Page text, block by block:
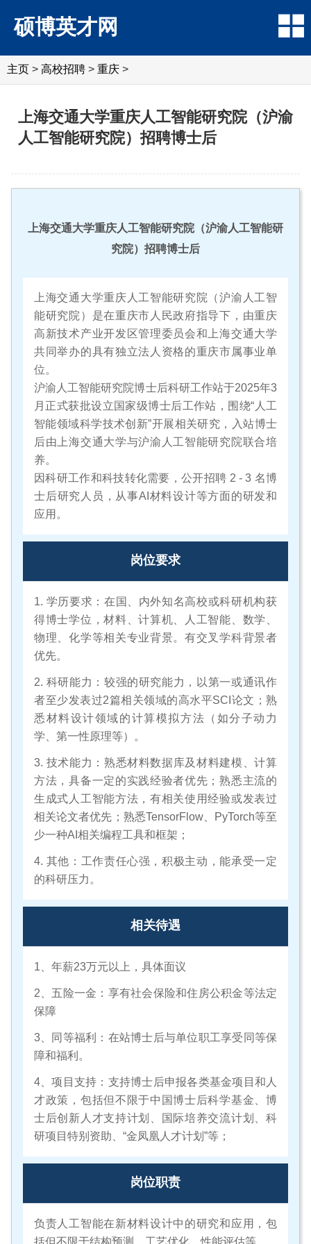
硕博英才网
主页 > 高校招聘 > 重庆 >
上海交通大学重庆人工智能研究院（沪渝
人工智能研究院）招聘博士后
上海交通大学重庆人工智能研究院（沪渝人工智能研
究院）招聘博士后
上海交通大学重庆人工智能研究院（沪渝人工智
能研究院）是在重庆市人民政府指导下，由重庆
高新技术产业开发区管理委员会和上海交通大学
共同举办的具有独立法人资格的重庆市属事业单
位。
沪渝人工智能研究院博士后科研工作站于2025年3
月正式获批设立国家级博士后工作站，围绕“人工
智能领域科学技术创新”开展相关研究，入站博士
后由上海交通大学与沪渝人工智能研究院联合培
养。
因科研工作和科技转化需要，公开招聘 2 - 3 名博
士后研究人员，从事AI材料设计等方面的研发和
应用。
岗位要求
1. 学历要求：在国、内外知名高校或科研机构获
得博士学位，材料、计算机、人工智能、数学、
物理、化学等相关专业背景。有交叉学科背景者
优先。
2. 科研能力：较强的研究能力，以第一或通讯作
者至少发表过2篇相关领域的高水平SCI论文；熟
悉材料设计领域的计算模拟方法（如分子动力
学、第一性原理等）。
3. 技术能力：熟悉材料数据库及材料建模、计算
方法，具备一定的实践经验者优先；熟悉主流的
生成式人工智能方法，有相关使用经验或发表过
相关论文者优先；熟悉TensorFlow、PyTorch等至
少一种AI相关编程工具和框架；
4. 其他：工作责任心强，积极主动，能承受一定
的科研压力。
相关待遇
1、年薪23万元以上，具体面议
2、五险一金：享有社会保险和住房公积金等法定
保障
3、同等福利：在站博士后与单位职工享受同等保
障和福利。
4、项目支持：支持博士后申报各类基金项目和人
才政策，包括但不限于中国博士后科学基金、博
士后创新人才支持计划、国际培养交流计划、科
研项目特别资助、“金凤凰人才计划”等；
岗位职责
负责人工智能在新材料设计中的研究和应用，包
括但不限于结构预测、工艺优化、性能评估等。